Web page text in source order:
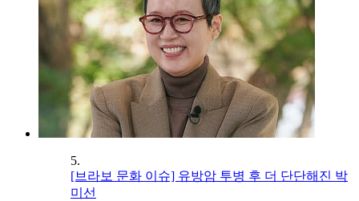
5.
[브라보 문화 이슈] 유방암 투병 후 더 단단해진 박
미선